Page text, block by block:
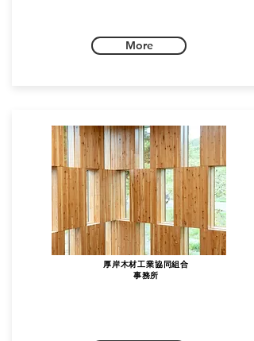
More
厚岸木材工業協同組合
事務所